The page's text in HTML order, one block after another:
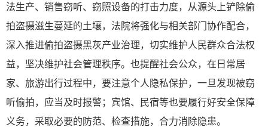
法生产、销售窃听、窃照设备的打击力度，从源头上铲除偷
拍盗摄滋生蔓延的土壤，法院将强化与相关部门协作配合，
深入推进偷拍盗摄黑灰产业治理，切实维护人民群众合法权
益，坚决维护社会管理秩序。也提醒社会公众，在日常居
家、旅游出行过程中，要注意个人隐私保护，一旦发现被窃
听偷拍，应当及时报警；宾馆、民宿等也要履行好安全保障
义务，采取必要的防范、检查措施，合力消除隐患。